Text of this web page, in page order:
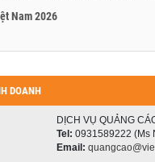
Nam 2026
DOANH
DỊCH VỤ QUẢNG
Tel: 0931589222 (Ms
Email: